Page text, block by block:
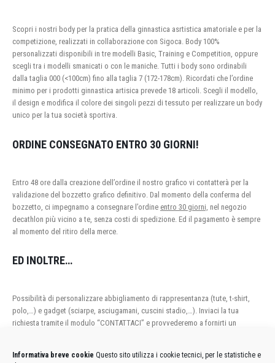
Informativa breve cookie Questo sito utilizza i cookie tecnici, per le statistiche e
Scopri i nostri body per la pratica della ginnastica asrtistica amatoriale e per la
competizione, realizzati in collaborazione con Sigoca. Body 100%
personalizzati disponibili in tre modelli Basic, Training e Competition, oppure
scegli tra i modelli smanicati o con le maniche. Tutti i body sono ordinabili
dalla taglia 000 (<100cm) fino alla taglia 7 (172-178cm). Ricordati che l’ordine
minimo per i prodotti ginnastica artisica prevede 18 articoli. Scegli il modello,
il design e modifica il colore dei singoli pezzi di tessuto per realizzare un body
unico per la tua società sportiva.
ORDINE CONSEGNATO ENTRO 30 GIORNI!
Entro 48 ore dalla creazione dell’ordine il nostro grafico vi contatterà per la
validazione del bozzetto grafico definitivo. Dal momento della conferma del
bozzetto, ci impegnamo a consegnare l’ordine entro 30 giorni, nel negozio
decathlon più vicino a te, senza costi di spedizione. Ed il pagamento è sempre
al momento del ritiro della merce.
ED INOLTRE…
Possibilità di personalizzare abbigliamento di rappresentanza (tute, t-shirt,
polo,…) e gadget (sciarpe, asciugamani, cuscini stadio,…). Inviaci la tua
richiesta tramite il modulo “CONTATTACI” e provvederemo a fornirti un